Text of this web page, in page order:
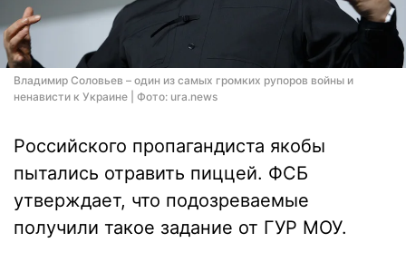
Владимир Соловьев – один из самых громких рупоров войны и
ненависти к Украине | Фото: ura.news
Российского пропагандиста якобы
пытались отравить пиццей. ФСБ
утверждает, что подозреваемые
получили такое задание от ГУР МОУ.